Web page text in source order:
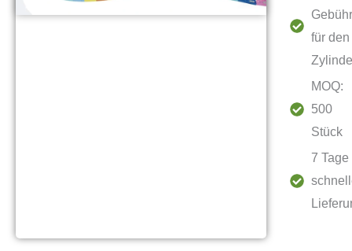
für den
MOQ:
500
Stück
7 Tage